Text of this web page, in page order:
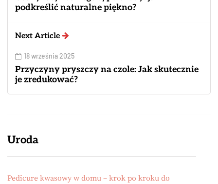
podkreślić naturalne piękno?
Next Article
18 września 2025
Przyczyny pryszczy na czole: Jak skutecznie
je zredukować?
Uroda
Pedicure kwasowy w domu – krok po kroku do